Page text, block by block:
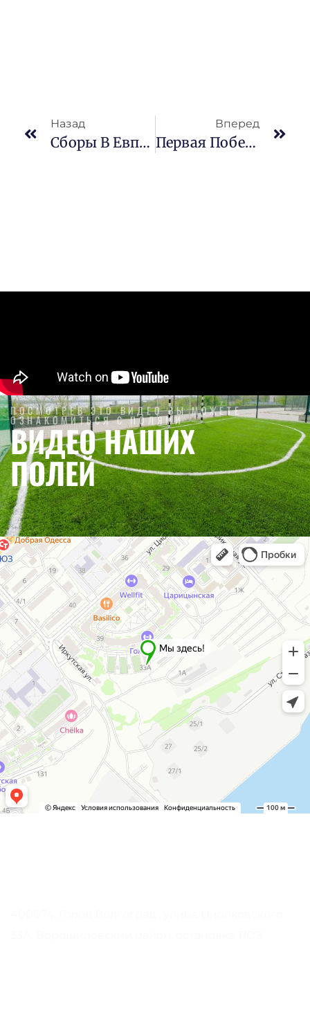
Назад
Сборы В Евпатории
Вперед
Первая Победа
ПОСМОТРЕВ ЭТО ВИДЕО ВЫ МОЖЕТЕ
ОЗНАКОМИТЬСЯ С ПОЛЯМИ
ВИДЕО НАШИХ
ПОЛЕЙ